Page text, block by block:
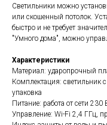
Светильники можно
или скошенный потолок.
быстро и не требует
"Умного дома", можно
Характеристики
Материал: ударопрочный
Комплектация: светильник
упаковка
Питание: работа от сети
Управление: Wi-Fi 2,4 ГГц,
Все